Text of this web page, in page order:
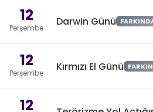
12
Perşembe Darwin Günü
12
Perşembe Kırmızı El Günü
12